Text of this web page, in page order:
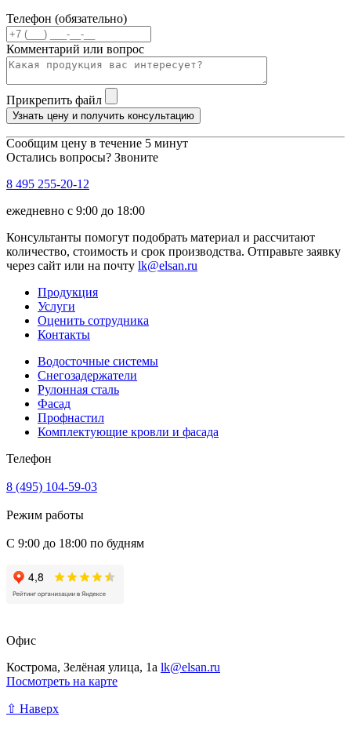
Телефон (обязательно)
Комментарий или вопрос
Прикрепить файл
Узнать цену и получить консультацию
Сообщим цену в течение 5 минут
Остались вопросы? Звоните
8 495 255-20-12
ежедневно с 9:00 до 18:00
Консультанты помогут подобрать материал и рассчитают
количество, стоимость и срок производства. Отправьте заявку
через сайт или на почту lk@elsan.ru
Продукция
Услуги
Оценить сотрудника
Контакты
Водосточные системы
Снегозадержатели
Рулонная сталь
Фасад
Профнастил
Комплектующие кровли и фасада
Телефон
8 (495) 104-59-03
Режим работы
С 9:00 до 18:00 по будням
Офис
Кострома, Зелёная улица, 1а lk@elsan.ru
Посмотреть на карте
⇧ Наверх